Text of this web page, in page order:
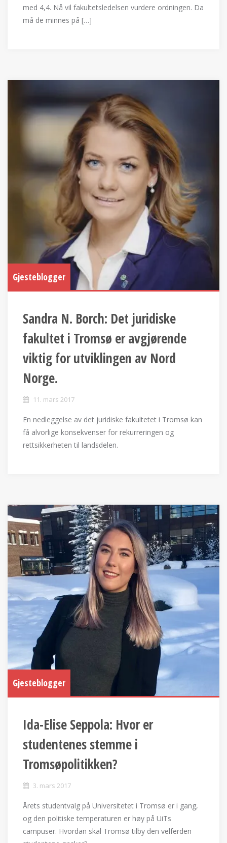
med 4,4. Nå vil fakultetsledelsen vurdere ordningen. Da
må de minnes på […]
Gjesteblogger
Sandra N. Borch: Det juridiske
fakultet i Tromsø er avgjørende
viktig for utviklingen av Nord
Norge.
11. mars 2017
En nedleggelse av det juridiske fakultetet i Tromsø kan
få alvorlige konsekvenser for rekurreringen og
rettsikkerheten til landsdelen.
Gjesteblogger
Ida-Elise Seppola: Hvor er
studentenes stemme i
Tromsøpolitikken?
3. mars 2017
Årets studentvalg på Universitetet i Tromsø er i gang,
og den politiske temperaturen er høy på UiTs
campuser. Hvordan skal Tromsø tilby den velferden